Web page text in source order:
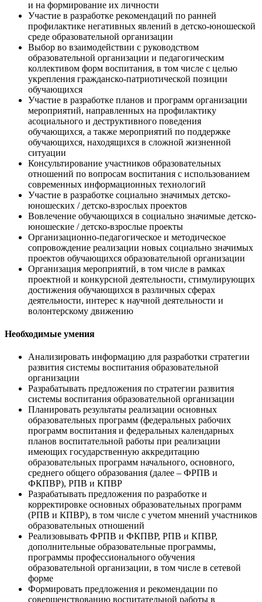
и на формирование их личности
Участие в разработке рекомендаций по ранней
профилактике негативных явлений в детско-юношеской
среде образовательной организации
Выбор во взаимодействии с руководством
образовательной организации и педагогическим
коллективом форм воспитания, в том числе с целью
укрепления гражданско-патриотической позиции
обучающихся
Участие в разработке планов и программ организации
мероприятий, направленных на профилактику
асоциального и деструктивного поведения
обучающихся, а также мероприятий по поддержке
обучающихся, находящихся в сложной жизненной
ситуации
Консультирование участников образовательных
отношений по вопросам воспитания с использованием
современных информационных технологий
Участие в разработке социально значимых детско-
юношеских / детско-взрослых проектов
Вовлечение обучающихся в социально значимые детско-
юношеские / детско-взрослые проекты
Организационно-педагогическое и методическое
сопровождение реализации новых социально значимых
проектов обучающихся образовательной организации
Организация мероприятий, в том числе в рамках
проектной и конкурсной деятельности, стимулирующих
достижения обучающихся в различных сферах
деятельности, интерес к научной деятельности и
волонтерскому движению
Необходимые умения
Анализировать информацию для разработки стратегии
развития системы воспитания образовательной
организации
Разрабатывать предложения по стратегии развития
системы воспитания образовательной организации
Планировать результаты реализации основных
образовательных программ (федеральных рабочих
программ воспитания и федеральных календарных
планов воспитательной работы при реализации
имеющих государственную аккредитацию
образовательных программ начального, основного,
среднего общего образования (далее – ФРПВ и
ФКПВР), РПВ и КПВР
Разрабатывать предложения по разработке и
корректировке основных образовательных программ
(РПВ и КПВР), в том числе с учетом мнений участников
образовательных отношений
Реализовывать ФРПВ и ФКПВР, РПВ и КПВР,
дополнительные образовательные программы,
программы профессионального обучения
образовательной организации, в том числе в сетевой
форме
Формировать предложения и рекомендации по
совершенствованию воспитательной работы в